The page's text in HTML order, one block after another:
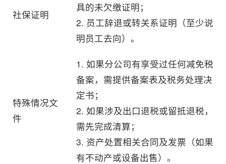
社保证明
具的未欠缴证明；
2. 员工辞退或转关系证明（至少说
明员工去向）。
特殊情况文
件
1. 如果分公司有享受过任何减免税
备案，需提供备案表及税务处理决
定书；
2. 如果涉及出口退税或留抵退税，
需先完成清算；
3. 资产处置相关合同及发票（如果
有不动产或设备出售）。